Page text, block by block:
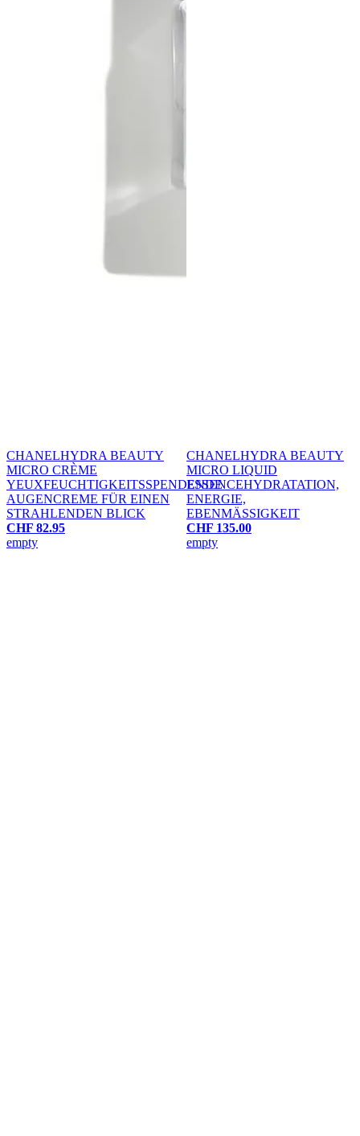
CHANELHYDRA BEAUTY
MICRO CRÈME
YEUXFEUCHTIGKEITSSPENDENDE
AUGENCREME FÜR EINEN
STRAHLENDEN BLICK
CHF 82.95
empty
CHANELHYDRA BEAUTY
MICRO LIQUID
ESSENCEHYDRATATION,
ENERGIE,
EBENMÄSSIGKEIT
CHF 135.00
empty